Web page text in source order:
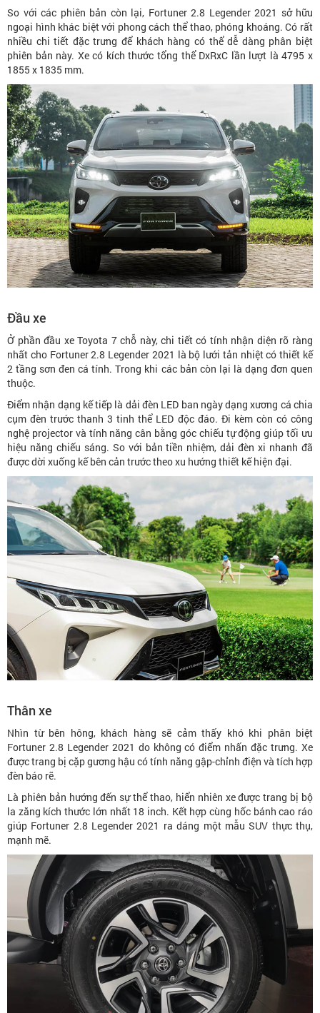
So với các phiên bản còn lại, Fortuner 2.8 Legender 2021 sở hữu
ngoại hình khác biệt với phong cách thể thao, phóng khoáng. Có rất
nhiều chi tiết đặc trưng để khách hàng có thể dễ dàng phân biệt
phiên bản này. Xe có kích thước tổng thể DxRxC lần lượt là 4795 x
1855 x 1835 mm.
Đầu xe
Ở phần đầu xe Toyota 7 chỗ này, chi tiết có tính nhận diện rõ ràng
nhất cho Fortuner 2.8 Legender 2021 là bộ lưới tản nhiệt có thiết kế
2 tầng sơn đen cá tính. Trong khi các bản còn lại là dạng đơn quen
thuộc.
Điểm nhận dạng kế tiếp là dải đèn LED ban ngày dạng xương cá chia
cụm đèn trước thanh 3 tinh thể LED độc đáo. Đi kèm còn có công
nghệ projector và tính năng cân bằng góc chiếu tự động giúp tối ưu
hiệu năng chiếu sáng. So với bản tiền nhiệm, dải đèn xi nhanh đã
được dời xuống kế bên cản trước theo xu hướng thiết kế hiện đại.
Thân xe
Nhìn từ bên hông, khách hàng sẽ cảm thấy khó khi phân biệt
Fortuner 2.8 Legender 2021 do không có điểm nhấn đặc trưng. Xe
được trang bị cặp gương hậu có tính năng gập-chỉnh điện và tích hợp
đèn báo rẽ.
Là phiên bản hướng đến sự thể thao, hiển nhiên xe được trang bị bộ
la zăng kích thước lớn nhất 18 inch. Kết hợp cùng hốc bánh cao ráo
giúp Fortuner 2.8 Legender 2021 ra dáng một mẫu SUV thực thụ,
mạnh mẽ.